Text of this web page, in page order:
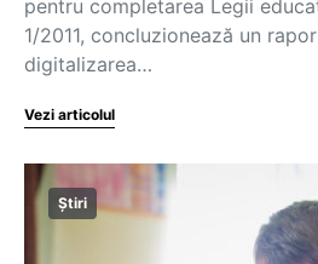
pentru completarea Legii
1/2011, concluzionează un
digitalizarea…
Vezi articolul
Știri